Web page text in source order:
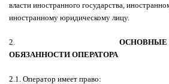
власти иностранного государства,
иностранному юридическому лицу.
2. ОСНОВНЫЕ
ОБЯЗАННОСТИ ОПЕРАТОРА
2.1. Оператор имеет право: